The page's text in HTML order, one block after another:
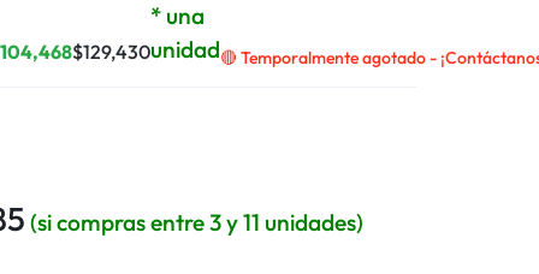
104,468$129,430
* una
unidad🔴 Temporalmente agotado -
(si compras entre 3 y 11 unidades)